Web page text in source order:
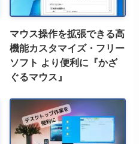
マウス操作を拡張できる高
機能カスタマイズ・フリー
ソフト より便利に『かざ
ぐるマウス』